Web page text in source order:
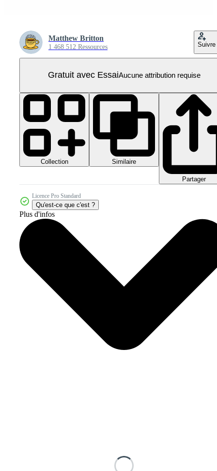
Matthew Britton
1 468 512 Ressources Suivre
Gratuit avec EssaiAucune attribution requise
Collection Similaire
Partager
Licence Pro Standard
Qu'est-ce que c'est ?
Plus d'infos